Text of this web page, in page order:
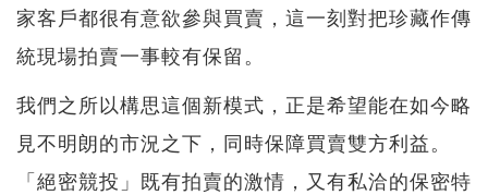
家客戶都很有意欲參與買賣，這一刻對把珍藏作傳
統現場拍賣一事較有保留。
我們之所以構思這個新模式，正是希望能在如今略
見不明朗的市況之下，同時保障買賣雙方利益。
「絕密競投」既有拍賣的激情，又有私洽的保密特